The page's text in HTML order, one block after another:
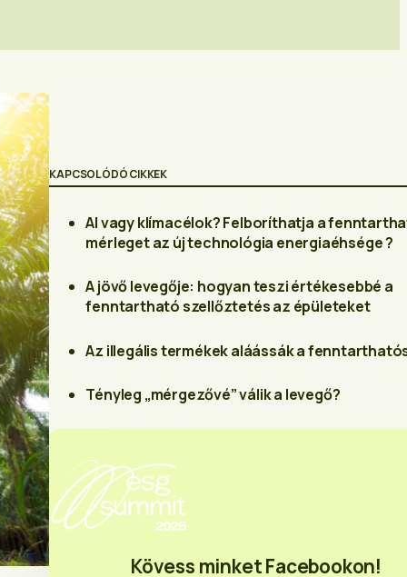
KAPCSOLÓDÓ CIKKEK
AI vagy klímacélok? Felboríthatja a
mérleget az új technológia energiaéhsége ?
A jövő levegője: hogyan teszi értékesebbé a
fenntartható szellőztetés az épületeket
Az illegális termékek aláássák a
Tényleg „mérgezővé” válik a levegő?
Kövess minket Facebookon!